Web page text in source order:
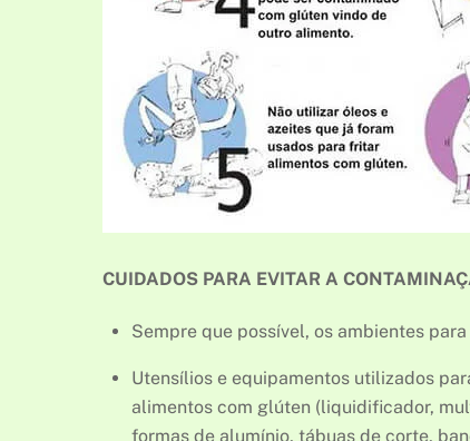
CUIDADOS PARA EVITAR A
Sempre que possível, os ambientes
Utensílios e equipamentos utilizados
alimentos com glúten (liquidificador,
formas de alumínio, tábuas de corte,